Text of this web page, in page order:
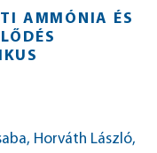
AMMÓNIA ÉS
Horváth László,